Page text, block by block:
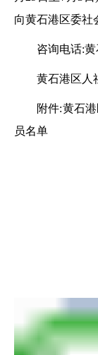
向黄石港区委社
咨询电话:
黄石港区人
附件:黄石
员名单